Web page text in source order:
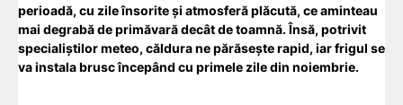
perioadă, cu zile însorite și atmosferă plăcută, ce aminteau
mai degrabă de primăvară decât de toamnă. Însă, potrivit
specialiștilor meteo, căldura ne părăsește rapid, iar frigul se
va instala brusc începând cu primele zile din noiembrie.